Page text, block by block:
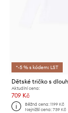
*-5 % s kódem: LST
Aktuální cena:
709 Kč
Běžná cena:1199 Kč
Nejnižší cena:739 Kč